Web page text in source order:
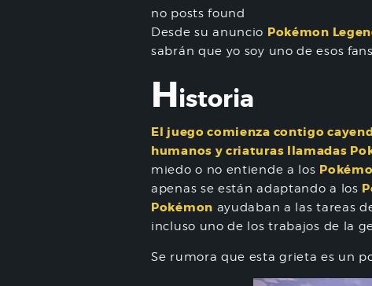
no posts found
Desde su anuncio Pokémon
sabrán que yo soy uno de esos
Historia
El juego comienza contigo
humanos y criaturas llamadas
miedo o no entiende a los
apenas se están adaptando a los
Pokémon ayudaban a las tareas
incluso uno de los trabajos de la
Se rumora que esta grieta es un